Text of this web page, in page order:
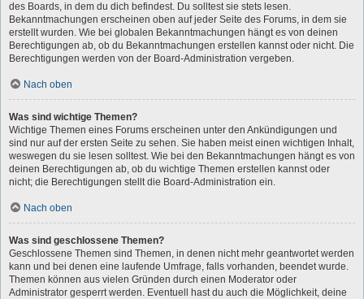
des Boards, in dem du dich befindest. Du solltest sie stets lesen.
Bekanntmachungen erscheinen oben auf jeder Seite des Forums, in dem sie
erstellt wurden. Wie bei globalen Bekanntmachungen hängt es von deinen
Berechtigungen ab, ob du Bekanntmachungen erstellen kannst oder nicht. Die
Berechtigungen werden von der Board-Administration vergeben.
Nach oben
Was sind wichtige Themen?
Wichtige Themen eines Forums erscheinen unter den Ankündigungen und
sind nur auf der ersten Seite zu sehen. Sie haben meist einen wichtigen Inhalt,
weswegen du sie lesen solltest. Wie bei den Bekanntmachungen hängt es von
deinen Berechtigungen ab, ob du wichtige Themen erstellen kannst oder
nicht; die Berechtigungen stellt die Board-Administration ein.
Nach oben
Was sind geschlossene Themen?
Geschlossene Themen sind Themen, in denen nicht mehr geantwortet werden
kann und bei denen eine laufende Umfrage, falls vorhanden, beendet wurde.
Themen können aus vielen Gründen durch einen Moderator oder
Administrator gesperrt werden. Eventuell hast du auch die Möglichkeit, deine